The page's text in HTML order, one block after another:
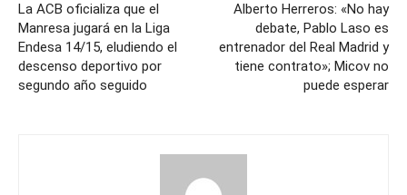
La ACB oficializa que el
Manresa jugará en la Liga
Endesa 14/15, eludiendo el
descenso deportivo por
segundo año seguido
Alberto Herreros: «No hay
debate, Pablo Laso es
entrenador del Real Madrid y
tiene contrato»; Micov no
puede esperar